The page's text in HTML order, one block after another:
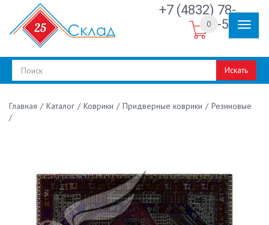
+7 (4832) 78-
30-50
Искать
0
Главная / Каталог / Коврики / Придверные коврики / Резиновые
/